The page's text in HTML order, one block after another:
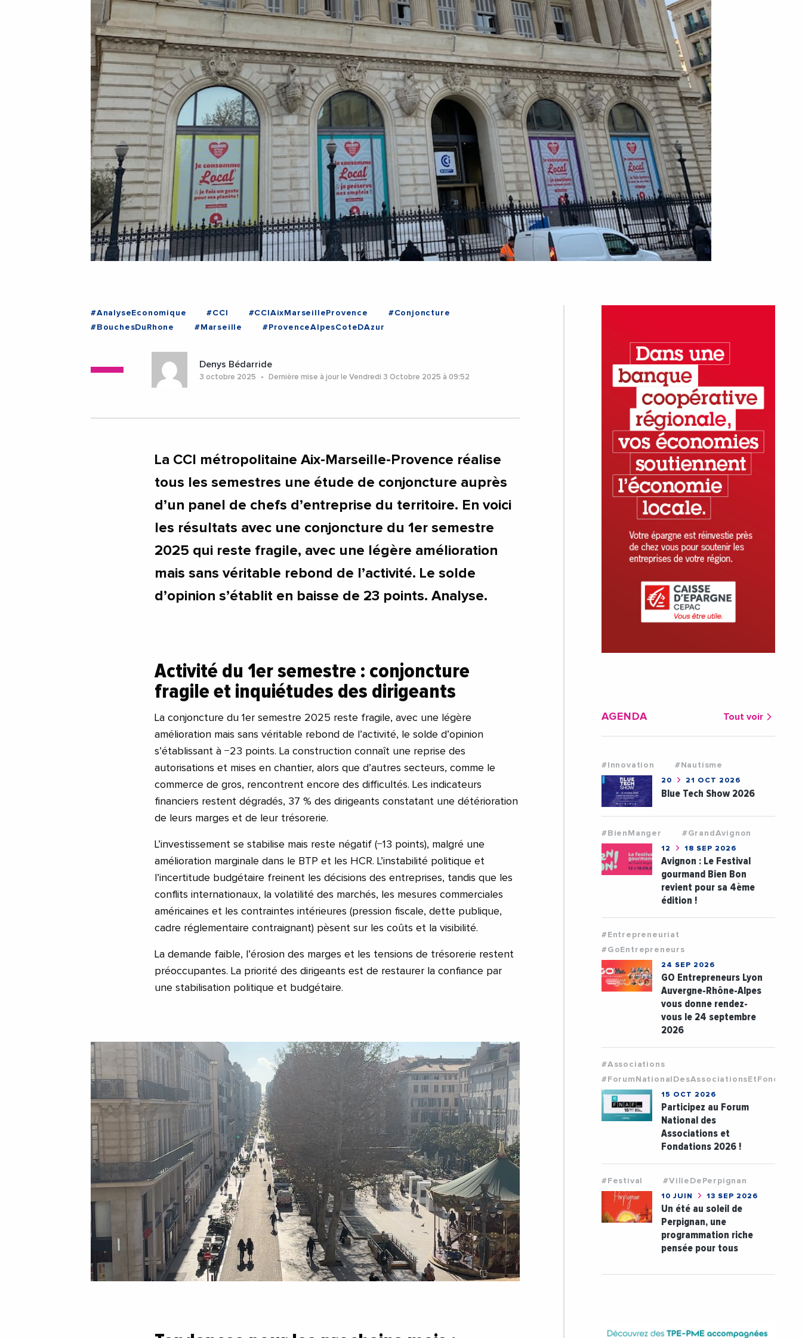
#AnalyseEconomique #CCI #CCIAixMarseilleProvence
#Conjoncture
#BouchesDuRhone
#Marseille #ProvenceAlpesCoteDAzur
Denys Bédarride
3 octobre 2025 Dernière mise à jour le Vendredi 3 Octobre 2025 à 09:52
La CCI métropolitaine Aix-Marseille-Provence réalise
tous les semestres une étude de conjoncture auprès
d’un panel de chefs d’entreprise du territoire. En voici
les résultats avec une conjoncture du 1er semestre
2025 qui reste fragile, avec une légère amélioration
mais sans véritable rebond de l’activité. Le solde
d’opinion s’établit en baisse de 23 points. Analyse.
Activité du 1er semestre : conjoncture
fragile et inquiétudes des dirigeants
La conjoncture du 1er semestre 2025 reste fragile, avec une légère
amélioration mais sans véritable rebond de l’activité, le solde d’opinion
s’établissant à −23 points. La construction connaît une reprise des
autorisations et mises en chantier, alors que d’autres secteurs, comme le
commerce de gros, rencontrent encore des difficultés. Les indicateurs
financiers restent dégradés, 37 % des dirigeants constatant une détérioration
de leurs marges et de leur trésorerie.
L’investissement se stabilise mais reste négatif (−13 points), malgré une
amélioration marginale dans le BTP et les HCR. L’instabilité politique et
l’incertitude budgétaire freinent les décisions des entreprises, tandis que les
conflits internationaux, la volatilité des marchés, les mesures commerciales
américaines et les contraintes intérieures (pression fiscale, dette publique,
cadre réglementaire contraignant) pèsent sur les coûts et la visibilité.
La demande faible, l’érosion des marges et les tensions de trésorerie restent
préoccupantes. La priorité des dirigeants est de restaurer la confiance par
une stabilisation politique et budgétaire.
AGENDA Tout voir
#Innovation #Nautisme
20 21 OCT 2026
Blue Tech Show 2026
#BienManger #GrandAvignon
12 18 SEP 2026
Avignon : Le Festival
gourmand Bien Bon
revient pour sa 4ème
édition !
#Entrepreneuriat
#GoEntrepreneurs
24 SEP 2026
GO Entrepreneurs Lyon
Auvergne-Rhône-Alpes
vous donne rendez-
vous le 24 septembre
2026
#Associations
15 OCT 2026
Participez au Forum
National des
Associations et
Fondations 2026 !
#Festival #VilleDePerpignan
10 JUIN 13 SEP 2026
Un été au soleil de
Perpignan, une
programmation riche
pensée pour tous